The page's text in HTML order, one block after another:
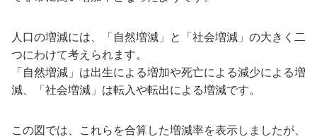
人口の増減には、「自然増減」と「社会増減」の大きく二
つにわけて考えられます。
「自然増減」は出生による増加や死亡による減少による増
減、「社会増減」は転入や転出による増減です。
この図では、これらを合算した増減率を表示しましたが、